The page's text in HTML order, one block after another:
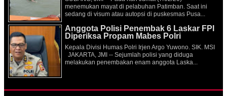
menemukan mayat di pelabuhan Patimban. Saat ini
sedang di visum atau autopsi di puskesmas Pusa...
Anggota Polisi Penembak 6 Laskar FPI
Diperiksa Propam Mabes Polri
Kepala Divisi Humas Polri Irjen Argo Yuwono. SIK. MSI
JAKARTA, JMI -- Sejumlah polisi yang diduga
melakukan penembakan enam anggota Laska...